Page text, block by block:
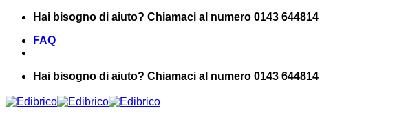
Salta
contenuti
Hai bisogno di aiuto? Chiamaci al numero 0143 644814
FAQ
Hai bisogno di aiuto? Chiamaci al numero 0143 644814